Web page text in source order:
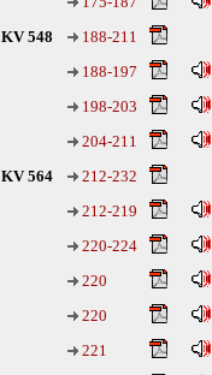
KV 548
188-211
188-197
198-203
204-211
KV 564
212-232
212-219
220-224
220
220
221